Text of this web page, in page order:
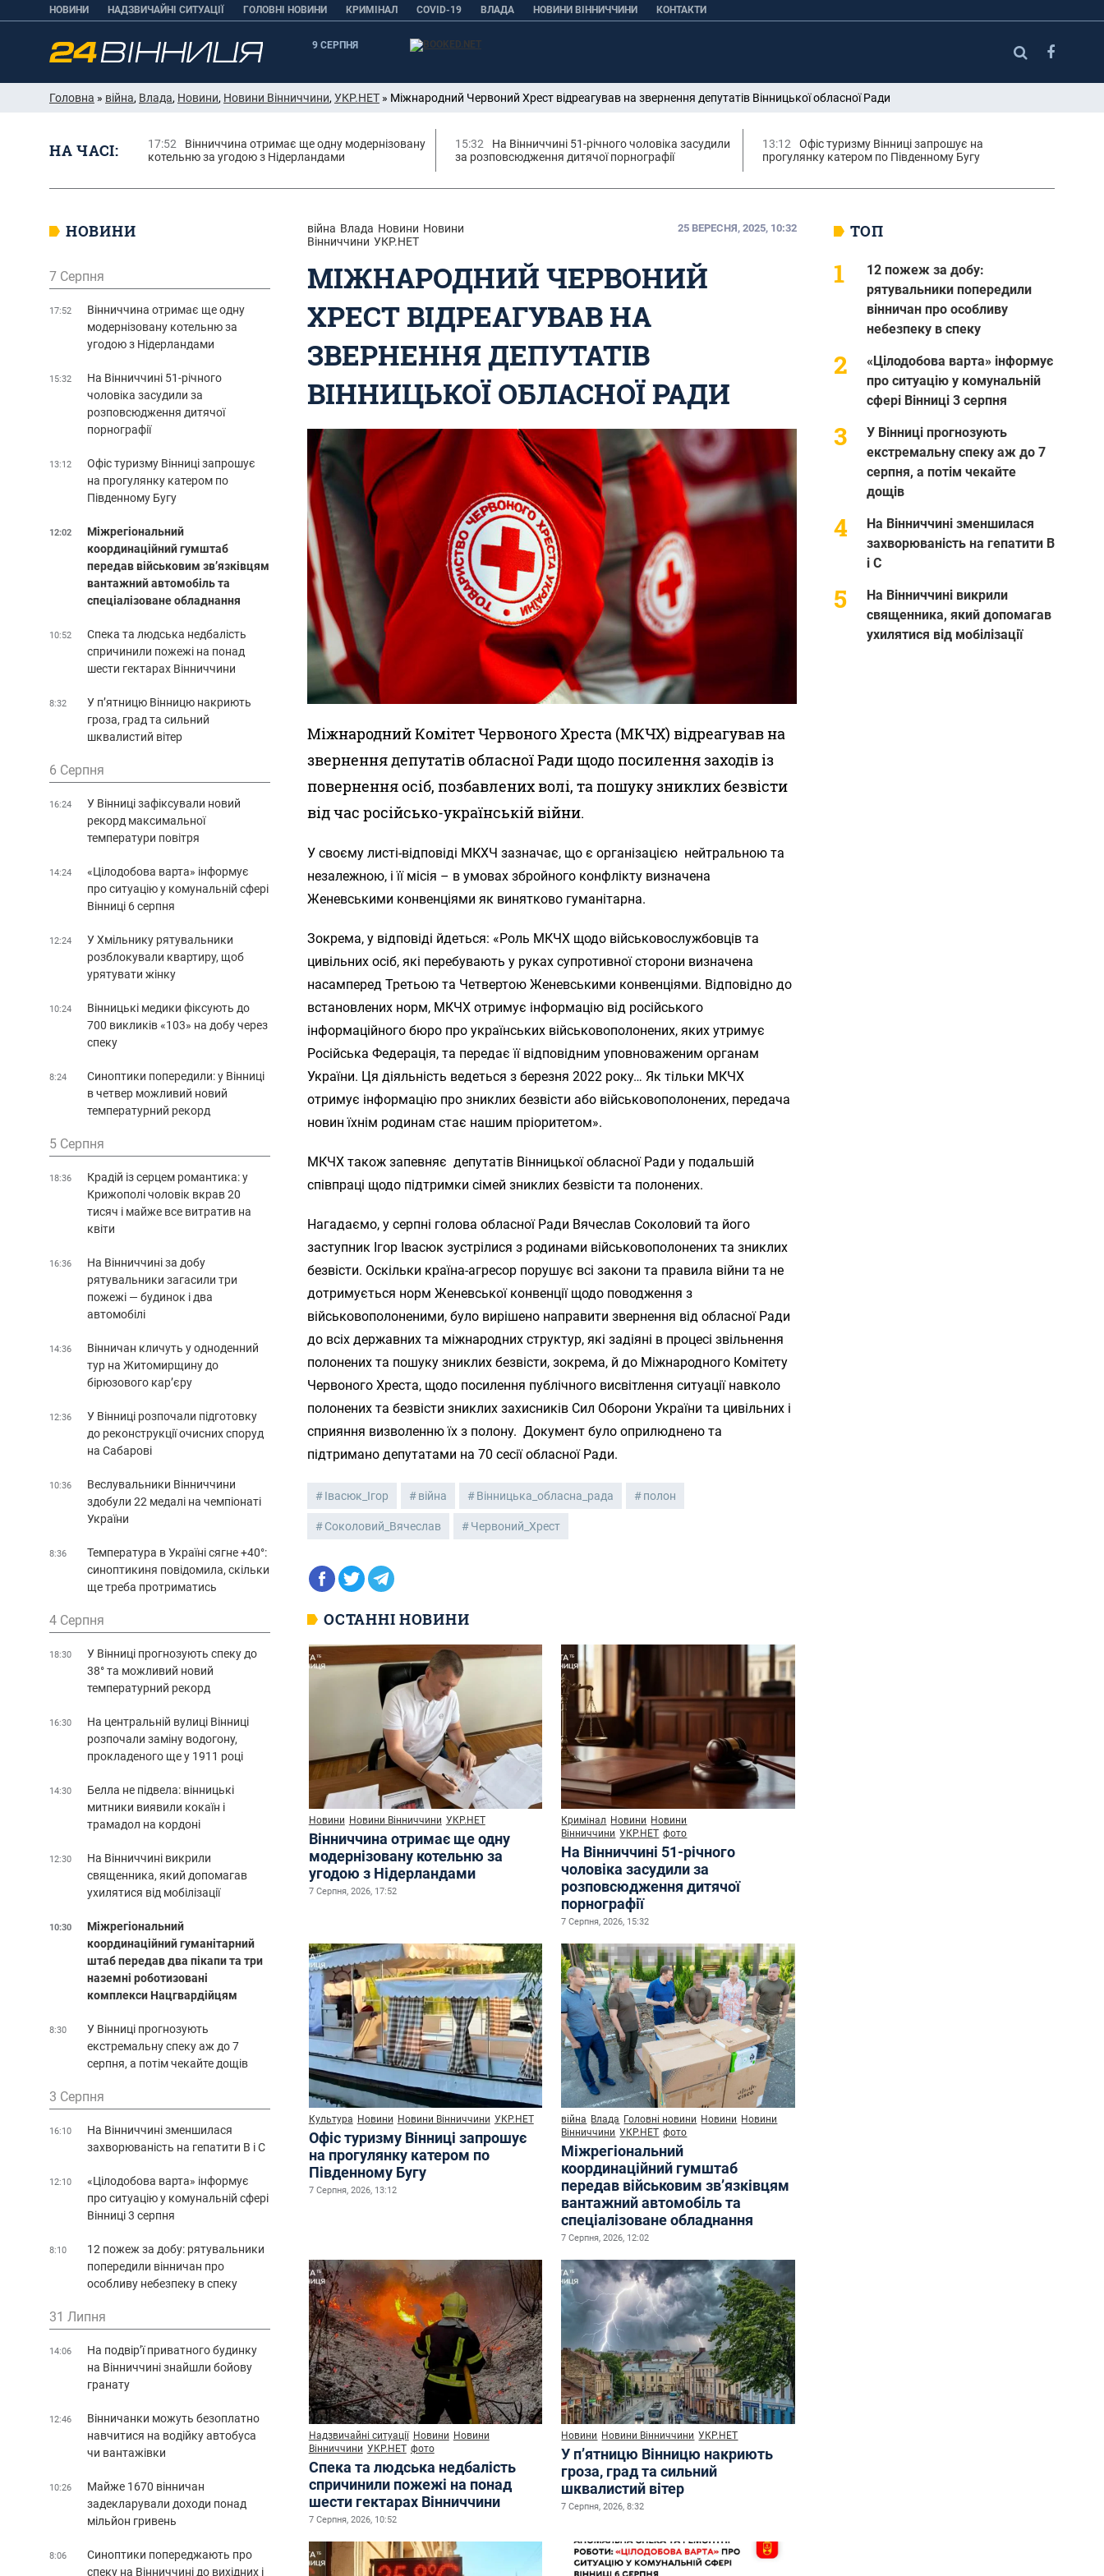
НОВИНИ НАДЗВИЧАЙНІ СИТУАЦІЇ ГОЛОВНІ НОВИНИ КРИМІНАЛ COVID-19 ВЛАДА НОВИНИ ВІННИЧЧИНИ КОНТАКТИ
9 СЕРПНЯ
Головна » війна, Влада, Новини, Новини Вінниччини, УКР.НЕТ » Міжнародний Червоний Хрест відреагував на звернення депутатів Вінницької обласної Ради
НА ЧАСІ: 17:52
Вінниччина отримає ще одну модернізовану
котельню за угодою з Нідерландами
15:32
На Вінниччині 51-річного чоловіка засудили
за розповсюдження дитячої порнографії
13:12
Офіс туризму Вінниці запрошує на
прогулянку катером по Південному Бугу
війна Влада Новини Новини
Вінниччини УКР.НЕТ
25 ВЕРЕСНЯ, 2025, 10:32
МІЖНАРОДНИЙ ЧЕРВОНИЙ
ХРЕСТ ВІДРЕАГУВАВ НА
ЗВЕРНЕННЯ ДЕПУТАТІВ
ВІННИЦЬКОЇ ОБЛАСНОЇ РАДИ
Міжнародний Комітет Червоного Хреста (МКЧХ) відреагував на
звернення депутатів обласної Ради щодо посилення заходів із
повернення осіб, позбавлених волі, та пошуку зниклих безвісти
від час російсько-українській війни.
У своєму листі-відповіді МКХЧ зазначає, що є організацією нейтральною та
незалежною, і її місія – в умовах збройного конфлікту визначена
Женевськими конвенціями як винятково гуманітарна.
Зокрема, у відповіді йдеться: «Роль МКЧХ щодо військовослужбовців та
цивільних осіб, які перебувають у руках супротивної сторони визначена
насамперед Третьою та Четвертою Женевськими конвенціями. Відповідно до
встановлених норм, МКЧХ отримує інформацію від російського
інформаційного бюро про українських військовополонених, яких утримує
Російська Федерація, та передає її відповідним уповноваженим органам
України. Ця діяльність ведеться з березня 2022 року… Як тільки МКЧХ
отримує інформацію про зниклих безвісти або військовополонених, передача
новин їхнім родинам стає нашим пріоритетом».
МКЧХ також запевняє депутатів Вінницької обласної Ради у подальшій
співпраці щодо підтримки сімей зниклих безвісти та полонених.
Нагадаємо, у серпні голова обласної Ради Вячеслав Соколовий та його
заступник Ігор Івасюк зустрілися з родинами військовополонених та зниклих
безвісти. Оскільки країна-агресор порушує всі закони та правила війни та не
дотримується норм Женевської конвенції щодо поводження з
військовополоненими, було вирішено направити звернення від обласної Ради
до всіх державних та міжнародних структур, які задіяні в процесі звільнення
полонених та пошуку зниклих безвісти, зокрема, й до Міжнародного Комітету
Червоного Хреста, щодо посилення публічного висвітлення ситуації навколо
полонених та безвісти зниклих захисників Сил Оборони України та цивільних і
сприяння визволенню їх з полону. Документ було оприлюднено та
підтримано депутатами на 70 сесії обласної Ради.
Івасюк_Ігор війна Вінницька_обласна_рада полон
Соколовий_Вячеслав Червоний_Хрест
ОСТАННІ НОВИНИ
Новини Новини Вінниччини УКР.НЕТ
Вінниччина отримає ще одну
модернізовану котельню за
угодою з Нідерландами
7 Серпня, 2026, 17:52
Кримінал Новини Новини
Вінниччини УКР.НЕТ фото
На Вінниччині 51-річного
чоловіка засудили за
розповсюдження дитячої
порнографії
7 Серпня, 2026, 15:32
Культура Новини Новини Вінниччини УКР.НЕТ
Офіс туризму Вінниці запрошує
на прогулянку катером по
Південному Бугу
7 Серпня, 2026, 13:12
війна Влада Головні новини Новини Новини
Вінниччини УКР.НЕТ фото
Міжрегіональний
координаційний гумштаб
передав військовим зв’язківцям
вантажний автомобіль та
спеціалізоване обладнання
7 Серпня, 2026, 12:02
Надзвичайні ситуації Новини Новини
Вінниччини УКР.НЕТ фото
Спека та людська недбалість
спричинили пожежі на понад
шести гектарах Вінниччини
7 Серпня, 2026, 10:52
Новини Новини Вінниччини УКР.НЕТ
У п’ятницю Вінницю накриють
гроза, град та сильний
шквалистий вітер
7 Серпня, 2026, 8:32
ТОП
12 пожеж за добу:
рятувальники попередили
вінничан про особливу
небезпеку в спеку
«Цілодобова варта» інформує
про ситуацію у комунальній
сфері Вінниці 3 серпня
У Вінниці прогнозують
екстремальну спеку аж до 7
серпня, а потім чекайте
дощів
На Вінниччині зменшилася
захворюваність на гепатити В
і С
На Вінниччині викрили
священника, який допомагав
ухилятися від мобілізації
НОВИНИ
7 Серпня
17:52
Вінниччина отримає ще одну
модернізовану котельню за
угодою з Нідерландами
15:32
На Вінниччині 51-річного
чоловіка засудили за
розповсюдження дитячої
порнографії
13:12
Офіс туризму Вінниці запрошує
на прогулянку катером по
Південному Бугу
12:02
Міжрегіональний
координаційний гумштаб
передав військовим зв’язківцям
вантажний автомобіль та
спеціалізоване обладнання
10:52
Спека та людська недбалість
спричинили пожежі на понад
шести гектарах Вінниччини
8:32
У п’ятницю Вінницю накриють
гроза, град та сильний
шквалистий вітер
6 Серпня
16:24
У Вінниці зафіксували новий
рекорд максимальної
температури повітря
14:24
«Цілодобова варта» інформує
про ситуацію у комунальній сфері
Вінниці 6 серпня
12:24
У Хмільнику рятувальники
розблокували квартиру, щоб
урятувати жінку
10:24
Вінницькі медики фіксують до
700 викликів «103» на добу через
спеку
8:24
Синоптики попередили: у Вінниці
в четвер можливий новий
температурний рекорд
5 Серпня
18:36
Крадій із серцем романтика: у
Крижополі чоловік вкрав 20
тисяч і майже все витратив на
квіти
16:36
На Вінниччині за добу
рятувальники загасили три
пожежі — будинок і два
автомобілі
14:36
Вінничан кличуть у одноденний
тур на Житомирщину до
бірюзового кар’єру
12:36
У Вінниці розпочали підготовку
до реконструкції очисних споруд
на Сабарові
10:36
Веслувальники Вінниччини
здобули 22 медалі на чемпіонаті
України
8:36
Температура в Україні сягне +40°:
синоптикиня повідомила, скільки
ще треба протриматись
4 Серпня
18:30
У Вінниці прогнозують спеку до
38° та можливий новий
температурний рекорд
16:30
На центральній вулиці Вінниці
розпочали заміну водогону,
прокладеного ще у 1911 році
14:30
Белла не підвела: вінницькі
митники виявили кокаїн і
трамадол на кордоні
12:30
На Вінниччині викрили
священника, який допомагав
ухилятися від мобілізації
10:30
Міжрегіональний
координаційний гуманітарний
штаб передав два пікапи та три
наземні роботизовані
комплекси Нацгвардійцям
8:30
У Вінниці прогнозують
екстремальну спеку аж до 7
серпня, а потім чекайте дощів
3 Серпня
16:10
На Вінниччині зменшилася
захворюваність на гепатити В і С
12:10
«Цілодобова варта» інформує
про ситуацію у комунальній сфері
Вінниці 3 серпня
8:10
12 пожеж за добу: рятувальники
попередили вінничан про
особливу небезпеку в спеку
31 Липня
14:06
На подвір’ї приватного будинку
на Вінниччині знайшли бойову
гранату
12:46
Вінничанки можуть безоплатно
навчитися на водійку автобуса
чи вантажівки
10:26
Майже 1670 вінничан
задекларували доходи понад
мільйон гривень
8:06
Синоптики попереджають про
спеку на Вінниччині до вихідних і